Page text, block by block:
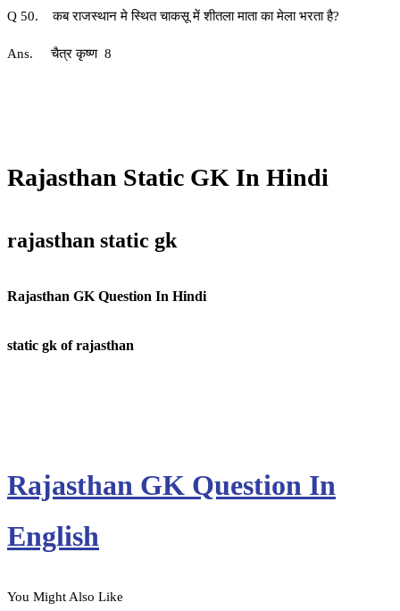
Q 50. कब राजस्थान मे स्थित चाकसू में शीतला माता का मेला भरता है?
Ans. चैत्र कृष्ण 8
Rajasthan Static GK In Hindi
rajasthan static gk
Rajasthan GK Question In Hindi
static gk of rajasthan
Rajasthan GK Question In
English
You Might Also Like